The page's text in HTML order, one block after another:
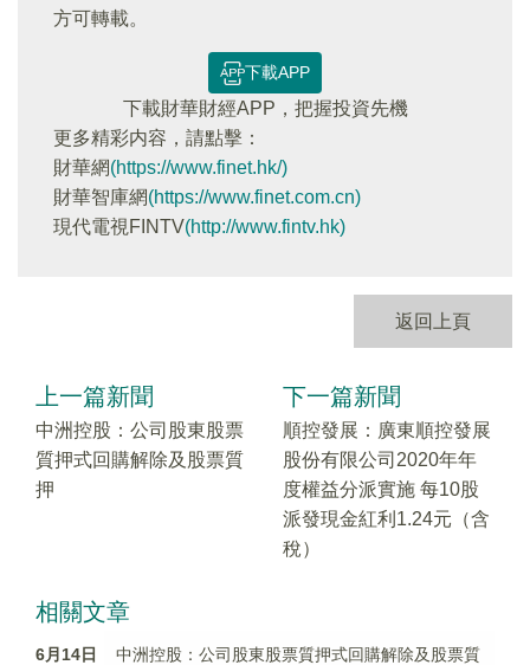
方可轉載。
下載APP
下載財華財經APP，把握投資先機
更多精彩内容，請點擊：
財華網(https://www.finet.hk/)
財華智庫網(https://www.finet.com.cn)
現代電視FINTV(http://www.fintv.hk)
返回上頁
上一篇新聞
中洲控股：公司股東股票
質押式回購解除及股票質
押
下一篇新聞
順控發展：廣東順控發展
股份有限公司2020年年
度權益分派實施 每10股
派發現金紅利1.24元（含
稅）
相關文章
6月14日
中洲控股：公司股東股票質押式回購解除及股票質